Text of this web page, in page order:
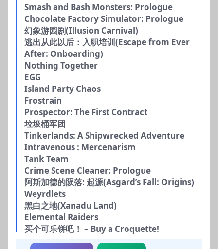
Smash and Bash Monsters: Prologue
Chocolate Factory Simulator: Prologue
幻象游园剧(Illusion Carnival)
逃出从此以后：入职培训(Escape from Ever
After: Onboarding)
Nothing Together
EGG
Island Party Chaos
Frostrain
Prospector: The First Contract
垃圾桶军团
Tinkerlands: A Shipwrecked Adventure
Intravenous : Mercenarism
Tank Team
Crime Scene Cleaner: Prologue
阿斯加德的陨落: 起源(Asgard’s Fall: Origins)
Weyrdlets
黑白之地(Xanadu Land)
Elemental Raiders
买个可乐饼吧！ – Buy a Croquette!